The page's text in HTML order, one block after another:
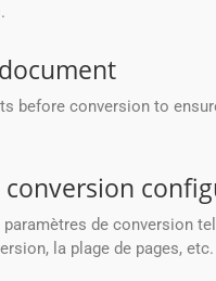
before conversion to
de conversion
la plage de pages, etc.